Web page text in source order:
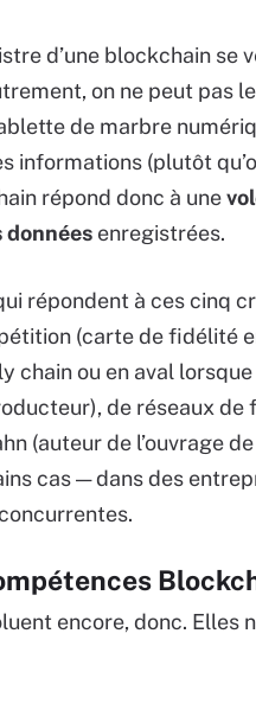
d’une blockchain se
on ne peut pas le
de marbre
informations (plutôt
répond donc à une
données enregistrées.
répondent à ces cinq
(carte de fidélité
chain ou en aval
de réseaux
(auteur de l’ouvrage
cas — dans des
encore, donc. Elles